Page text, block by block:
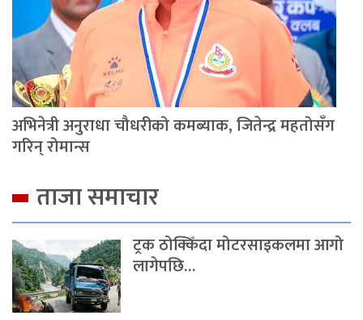
अभिनेत्री अनुराधा चौधरीको कमब्याक, जितेन्द्र महतोसँग
गरिन् रोमान्स
ताजा समाचार
ट्रक ठोक्किँदा मोटरसाइकलमा आगो
लागेपछि…